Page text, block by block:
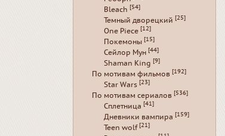
Bleach [54]
Темный дворецкий [25]
One Piece [12]
Покемоны [15]
Сейлор Мун [44]
Shaman King [9]
По мотивам фильмов [192]
Star Wars [23]
По мотивам сериалов [536]
Сплетница [41]
Дневники вампира [159]
Teen wolf [21]